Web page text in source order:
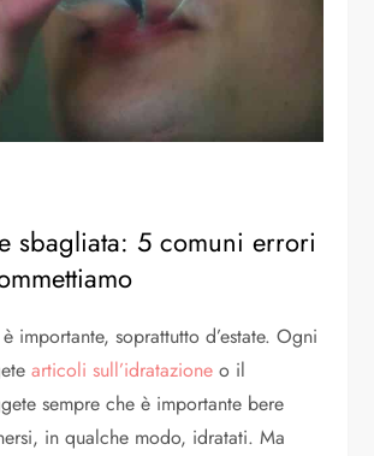
sbagliata: 5 comuni errori
è importante, soprattutto d’estate. Ogni
articoli sull’idratazione o il
sempre che è importante bere
in qualche modo, idratati. Ma